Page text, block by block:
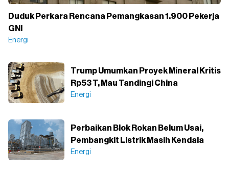
Duduk Perkara Rencana Pemangkasan 1.900 Pekerja
GNI
Energi
Trump Umumkan Proyek Mineral Kritis
Rp53 T, Mau Tandingi China
Energi
Perbaikan Blok Rokan Belum Usai,
Pembangkit Listrik Masih Kendala
Energi